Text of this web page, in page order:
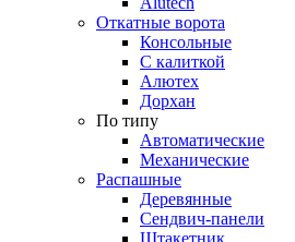
Откатные ворота
Консольные
С калиткой
Алютех
Дорхан
По типу
Автоматические
Механические
Распашные
Деревянные
Сендвич-панели
Штакетник